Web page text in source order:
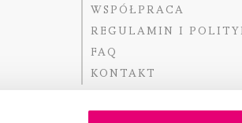
WSPÓŁPRACA
REGULAMIN I
FAQ
KONTAKT